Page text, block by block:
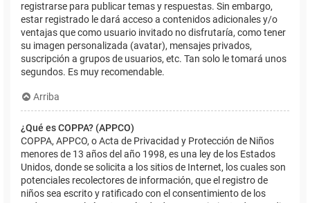
registrarse para publicar temas y respuestas. Sin embargo,
estar registrado le dará acceso a contenidos adicionales y/o
ventajas que como usuario invitado no disfrutaría, como tener
su imagen personalizada (avatar), mensajes privados,
suscripción a grupos de usuarios, etc. Tan solo le tomará unos
segundos. Es muy recomendable.
Arriba
¿Qué es COPPA? (APPCO)
COPPA, APPCO, o Acta de Privacidad y Protección de Niños
menores de 13 años del año 1998, es una ley de los Estados
Unidos, donde se solicita a los sitios de Internet, los cuales son
potenciales recolectores de información, que el registro de
niños sea escrito y ratificado con el consentimiento de los